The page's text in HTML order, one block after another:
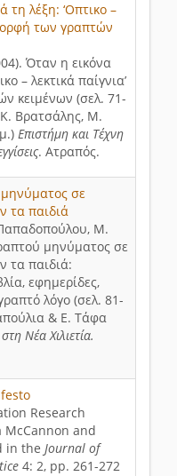
τη λέξη: ‘Οπτικο –
των γραπτών
Όταν η εικόνα
– λεκτικά παίγνια’
κειμένων (σελ. 71-
Βρατσάλης, Μ.
Επιστήμη και Τέχνη
. Ατραπός.
σε
τα παιδιά
Μ.
μηνύματος σε
τα παιδιά:
εφημερίδες,
λόγο (σελ. 81-
& Ε. Τάφα
Νέα Χιλιετία.
Research
and
in the Journal of
4: 2, pp. 261-272